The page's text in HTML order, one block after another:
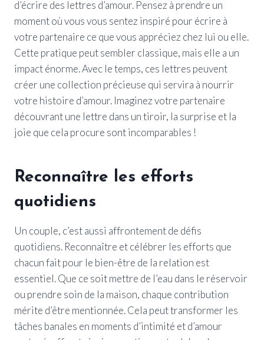
d’écrire des lettres d’amour. Pensez à prendre un
moment où vous vous sentez inspiré pour écrire à
votre partenaire ce que vous appréciez chez lui ou elle.
Cette pratique peut sembler classique, mais elle a un
impact énorme. Avec le temps, ces lettres peuvent
créer une collection précieuse qui servira à nourrir
votre histoire d’amour. Imaginez votre partenaire
découvrant une lettre dans un tiroir, la surprise et la
joie que cela procure sont incomparables !
Reconnaître les efforts
quotidiens
Un couple, c’est aussi affrontement de défis
quotidiens. Reconnaître et célébrer les efforts que
chacun fait pour le bien-être de la relation est
essentiel. Que ce soit mettre de l’eau dans le réservoir
ou prendre soin de la maison, chaque contribution
mérite d’être mentionnée. Cela peut transformer les
tâches banales en moments d’intimité et d’amour